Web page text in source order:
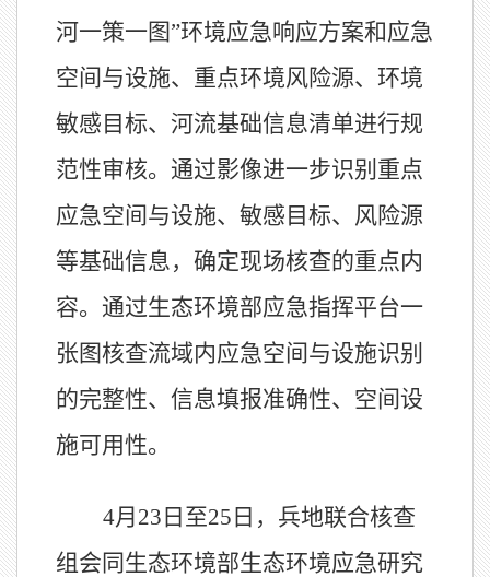
河一策一图”环境应急响应方案和应急
空间与设施、重点环境风险源、环境
敏感目标、河流基础信息清单进行规
范性审核。通过影像进一步识别重点
应急空间与设施、敏感目标、风险源
等基础信息，确定现场核查的重点内
容。通过生态环境部应急指挥平台一
张图核查流域内应急空间与设施识别
的完整性、信息填报准确性、空间设
施可用性。
4月23日至25日，兵地联合核查
组会同生态环境部生态环境应急研究